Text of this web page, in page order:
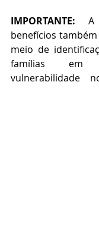
IMPORTANTE:
benefícios
meio de
famílias em
vulnerabilidade